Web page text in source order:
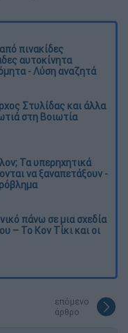
πινακίδες
αυτοκίνητα
- Λύση αναζητά
Στυλίδας και άλλα
στη Βοιωτία
Τα υπερηχητικά
να ξαναπετάξουν -
πάνω σε μια σχεδία
– Το Κον Τίκι και οι
επόμενο
άρθρο